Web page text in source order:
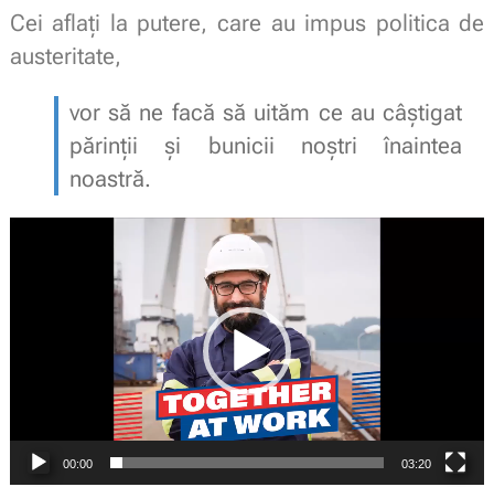
Cei aflați la putere, care au impus politica de
austeritate,
vor să ne facă să uităm ce au câștigat
părinții și bunicii noștri înaintea
noastră.
00:00 03:20